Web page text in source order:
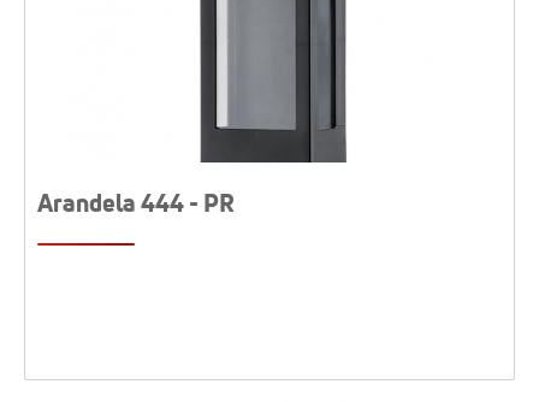
Arandela 444 - PR